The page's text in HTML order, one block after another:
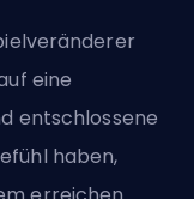
eine
entschlossene
haben,